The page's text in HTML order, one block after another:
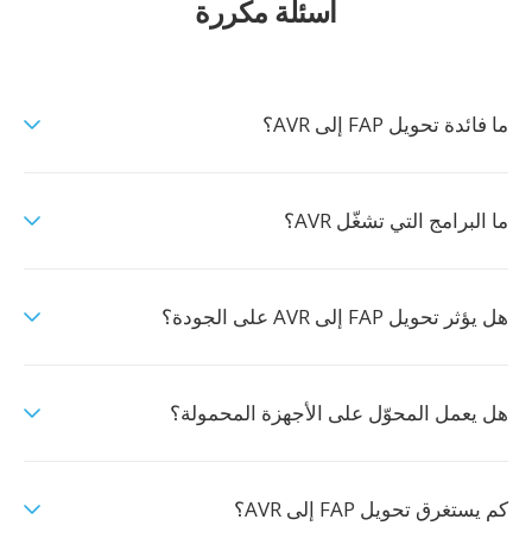
أسئلة مكررة
ما فائدة تحويل FAP إلى AVR؟
ما البرامج التي تشغّل AVR؟
هل يؤثر تحويل FAP إلى AVR على الجودة؟
هل يعمل المحوّل على الأجهزة المحمولة؟
كم يستغرق تحويل FAP إلى AVR؟